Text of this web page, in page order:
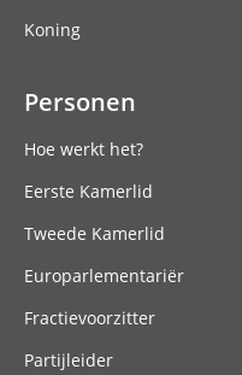
Koning
Personen
Hoe werkt het?
Eerste Kamerlid
Tweede Kamerlid
Europarlementariër
Fractievoorzitter
Partijleider